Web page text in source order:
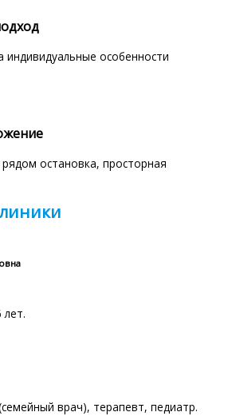
индивидуальные особенности
остановка, просторная
врач), терапевт, педиатр.